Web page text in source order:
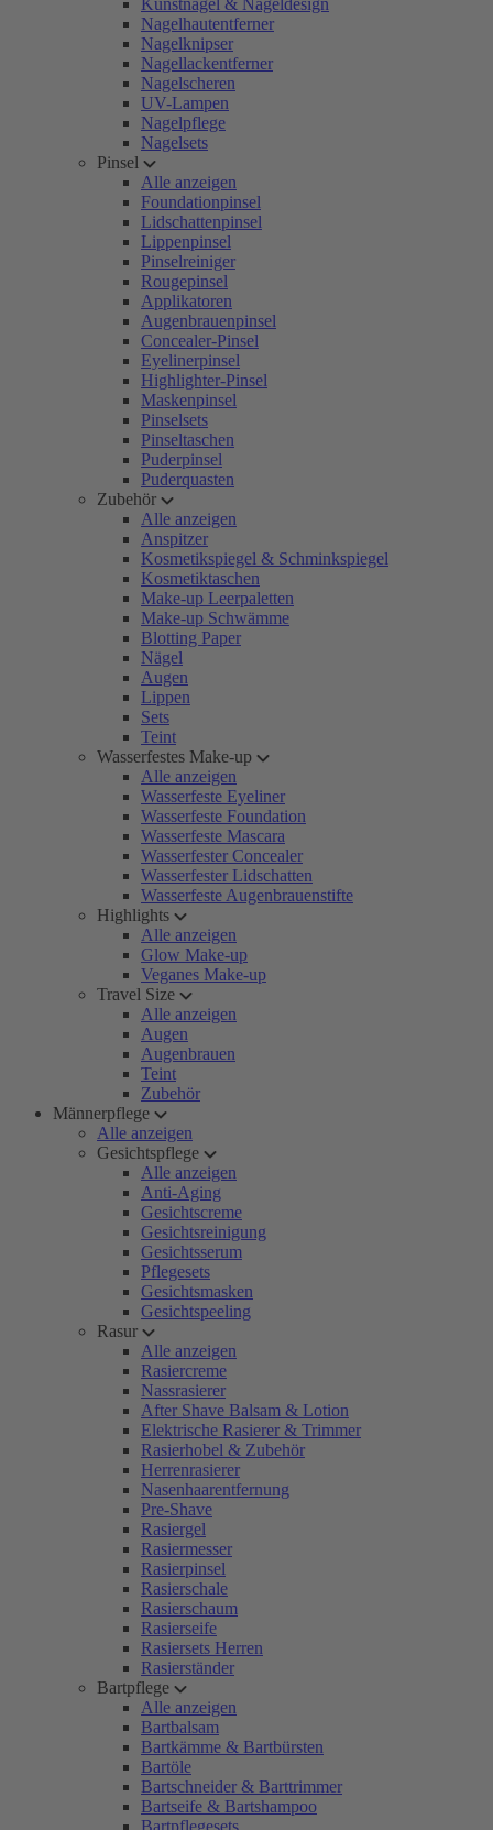
Kunstnägel & Nageldesign
Nagelhautentferner
Nagelknipser
Nagellackentferner
Nagelscheren
UV-Lampen
Nagelpflege
Nagelsets
Pinsel
Alle anzeigen
Foundationpinsel
Lidschattenpinsel
Lippenpinsel
Pinselreiniger
Rougepinsel
Applikatoren
Augenbrauenpinsel
Concealer-Pinsel
Eyelinerpinsel
Highlighter-Pinsel
Maskenpinsel
Pinselsets
Pinseltaschen
Puderpinsel
Puderquasten
Zubehör
Alle anzeigen
Anspitzer
Kosmetikspiegel & Schminkspiegel
Kosmetiktaschen
Make-up Leerpaletten
Make-up Schwämme
Blotting Paper
Nägel
Augen
Lippen
Sets
Teint
Wasserfestes Make-up
Alle anzeigen
Wasserfeste Eyeliner
Wasserfeste Foundation
Wasserfeste Mascara
Wasserfester Concealer
Wasserfester Lidschatten
Wasserfeste Augenbrauenstifte
Highlights
Alle anzeigen
Glow Make-up
Veganes Make-up
Travel Size
Alle anzeigen
Augen
Augenbrauen
Teint
Zubehör
Männerpflege
Alle anzeigen
Gesichtspflege
Alle anzeigen
Anti-Aging
Gesichtscreme
Gesichtsreinigung
Gesichtsserum
Pflegesets
Gesichtsmasken
Gesichtspeeling
Rasur
Alle anzeigen
Rasiercreme
Nassrasierer
After Shave Balsam & Lotion
Elektrische Rasierer & Trimmer
Rasierhobel & Zubehör
Herrenrasierer
Nasenhaarentfernung
Pre-Shave
Rasiergel
Rasiermesser
Rasierpinsel
Rasierschale
Rasierschaum
Rasierseife
Rasiersets Herren
Rasierständer
Bartpflege
Alle anzeigen
Bartbalsam
Bartkämme & Bartbürsten
Bartöle
Bartschneider & Barttrimmer
Bartseife & Bartshampoo
Bartpflegesets